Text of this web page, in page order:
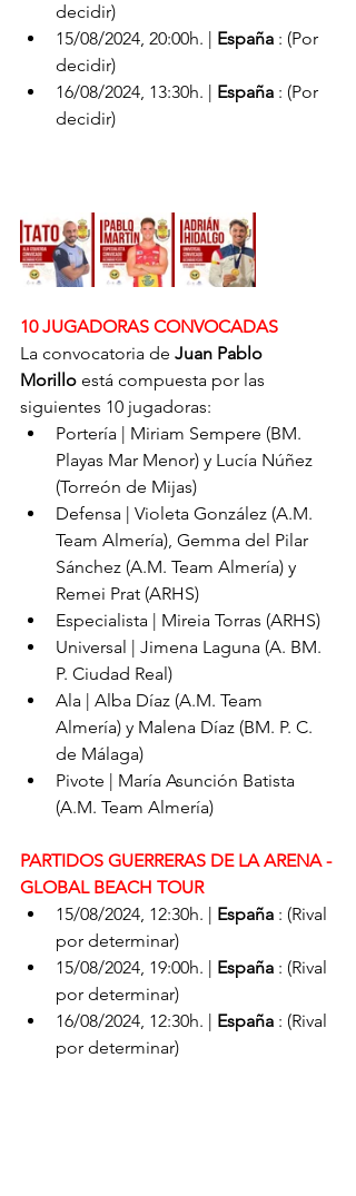
decidir)
​15/08/2024, 20:00h. | España : (Por
decidir)
16/08/2024, 13:30h. | España : (Por
decidir)
10 JUGADORAS CONVOCADAS
La convocatoria de Juan Pablo
Morillo está compuesta por las
siguientes 10 jugadoras:
Portería | Miriam Sempere (BM.
Playas Mar Menor) y Lucía Núñez
(Torreón de Mijas)
Defensa | Violeta González (A.M.
Team Almería), Gemma del Pilar
Sánchez (A.M. Team Almería) y
Remei Prat (ARHS)
Especialista | Mireia Torras (ARHS)
Universal | Jimena Laguna (A. BM.
P. Ciudad Real)
Ala | Alba Díaz (A.M. Team
Almería) y Malena Díaz (BM. P. C.
de Málaga)
Pivote | María Asunción Batista
(A.M. Team Almería)
PARTIDOS GUERRERAS DE LA ARENA -
GLOBAL BEACH TOUR
​15/08/2024, 12:30h. | España : (Rival
por determinar)​
15/08/2024, 19:00h. | España : (Rival
por determinar)
16/08/2024, 12:30h. | España : (Rival
por determinar)